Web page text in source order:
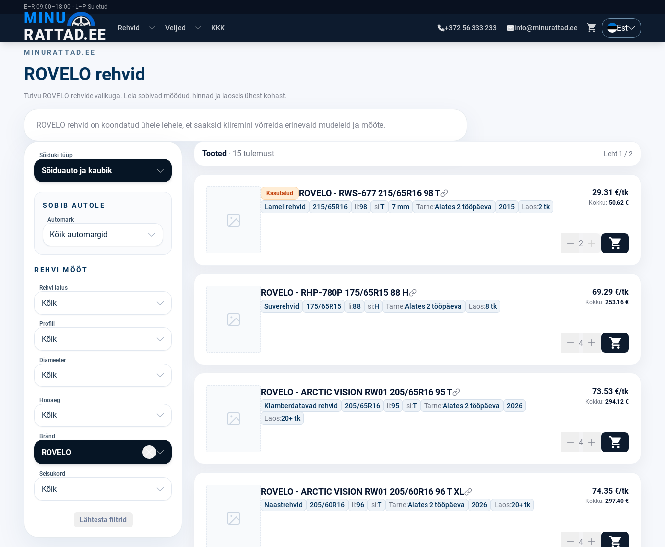
E–R 09:00–18:00 · L–P Suletud
MINU
RATTAD.EE
Rehvid Veljed KKK +372 56 333 233 info@minurattad.ee Est
MINURATTAD.EE
ROVELO rehvid
Tutvu ROVELO rehvide valikuga. Leia sobivad mõõdud, hinnad ja laoseis ühest kohast.
ROVELO rehvid on koondatud ühele lehele, et saaksid kiiremini võrrelda erinevaid mudeleid ja mõõte.
Sõiduki tüüp
Sõiduauto ja kaubik
SOBIB AUTOLE
Automark
Kõik automargid
REHVI MÕÕT
Rehvi laius
Kõik
Profiil
Kõik
Diameeter
Kõik
Hooaeg
Kõik
Bränd
ROVELO
Seisukord
Kõik
Lähtesta filtrid
Tooted · 15 tulemust Leht 1 / 2
Kasutatud ROVELO - RWS-677 215/65R16 98 T
Lamellrehvid 215/65R16 li:98 si:T 7 mm Tarne:Alates 2 tööpäeva 2015 Laos:2 tk
29.31 €/tk
Kokku: 50.62 €
2
ROVELO - RHP-780P 175/65R15 88 H
Suverehvid 175/65R15 li:88 si:H Tarne:Alates 2 tööpäeva Laos:8 tk
69.29 €/tk
Kokku: 253.16 €
4
ROVELO - ARCTIC VISION RW01 205/65R16 95 T
Klamberdatavad rehvid 205/65R16 li:95 si:T Tarne:Alates 2 tööpäeva
2026
Laos:20+ tk
73.53 €/tk
Kokku: 294.12 €
4
ROVELO - ARCTIC VISION RW01 205/60R16 96 T XL
Naastrehvid 205/60R16 li:96 si:T Tarne:Alates 2 tööpäeva 2026 Laos:20+ tk
74.35 €/tk
Kokku: 297.40 €
4